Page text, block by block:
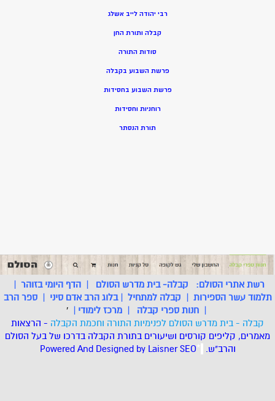
רבי יהודה לייב אשלג
קבלה ותורת החן
סודות התורה
פרשת השבוע בקבלה
פרשת השבוע בחסידות
רוחניות וחסידות
תורת הנסתר
רשת אתרי הסולם: קבלה- בית מדרש הסולם |הדף היומי בזוהר |
תלמוד עשר הספירות | קבלה למתחיל |בלוג הרב אדם סיני |ספר הרב
| חנות ספרי קבלה | מרכז לימודי |
'
קבלה - בית מדרש הסולם לפנימיות התורה וחכמת הקבלה - הרצאות
מאמרים, קליפים קורסים ושיעורים בתורת הקבלה בדרכו של בעל הסולם
והרב"ש. *
Powered And Designed by LaisnerSEO